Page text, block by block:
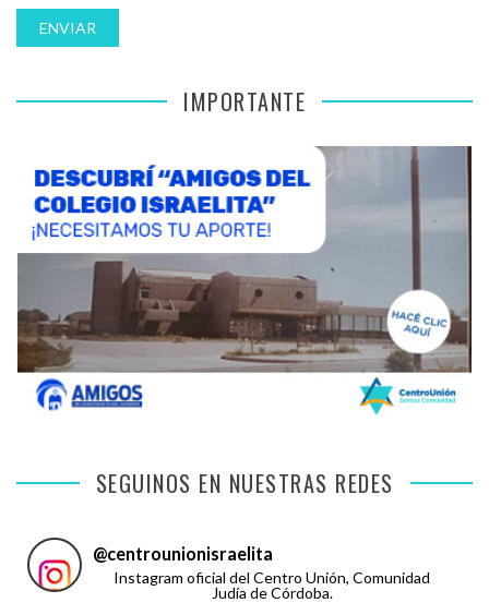
IMPORTANTE
SEGUINOS EN NUESTRAS REDES
@centrounionisraelita
Instagram oficial del Centro Unión, Comunidad
Judía de Córdoba.